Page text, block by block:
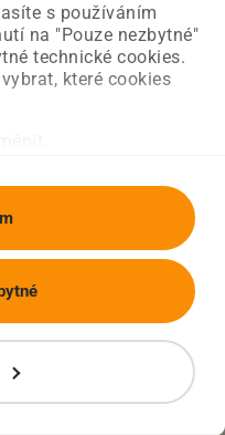
s používáním
na "Pouze nezbytné"
technické cookies.
které cookies
Úvodní strana